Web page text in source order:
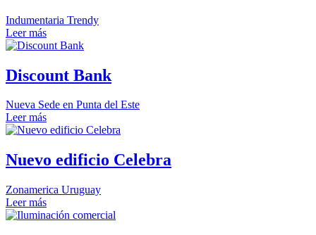
Indumentaria Trendy
Leer más
Discount Bank
Nueva Sede en Punta del Este
Leer más
Nuevo edificio Celebra
Zonamerica Uruguay
Leer más